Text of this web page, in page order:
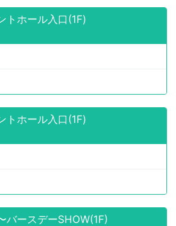
トホール入口(1F)
トホール入口(1F)
バースデーSHOW(1F)